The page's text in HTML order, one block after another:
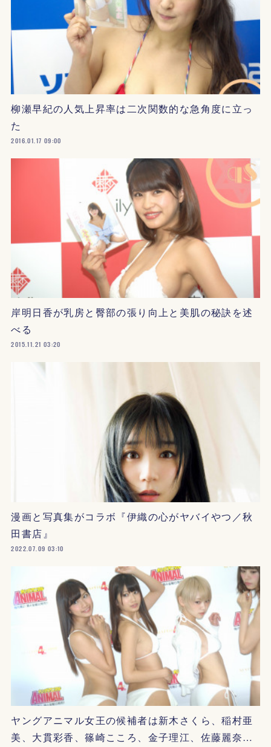
柳瀬早紀の人気上昇率は二次関数的な急角度に立っ
た
2016.01.17 09:00
岸明日香が乳房と臀部の張り向上と美肌の秘訣を述
べる
2015.11.21 03:20
漫画と写真集がコラボ『伊織の心がヤバイやつ／秋
田書店』
2022.07.09 03:10
ヤングアニマル女王の候補者は新木さくら、稲村亜
美、大貫彩香、篠崎こころ、金子理江、佐藤麗奈…